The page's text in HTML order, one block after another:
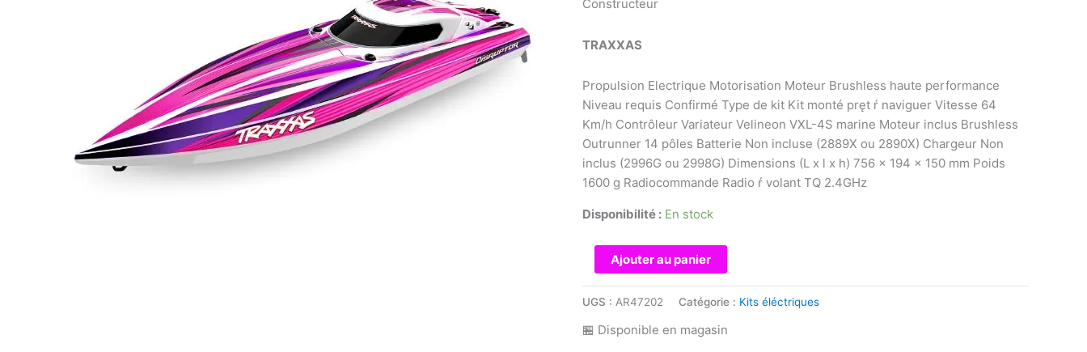
Constructeur
TRAXXAS
Propulsion Electrique Motorisation Moteur Brushless haute performance
Niveau requis Confirmé Type de kit Kit monté pręt ŕ naviguer Vitesse 64
Km/h Contrôleur Variateur Velineon VXL-4S marine Moteur inclus Brushless
Outrunner 14 pôles Batterie Non incluse (2889X ou 2890X) Chargeur Non
inclus (2996G ou 2998G) Dimensions (L x l x h) 756 x 194 x 150 mm Poids
1600 g Radiocommande Radio ŕ volant TQ 2.4GHz
Disponibilité : En stock
quantité
de
DISRUPTOR
Ajouter au panier
UGS : AR47202 Catégorie : Kits éléctriques
🏪 Disponible en magasin